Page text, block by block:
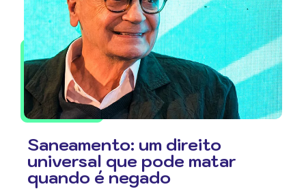
Saneamento: um direito
universal que pode matar
quando é negado